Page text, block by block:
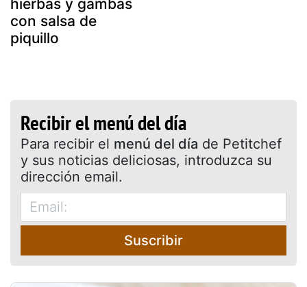
hierbas y gambas
con salsa de
piquillo
Recibir el menú del día
Para recibir el menú del día de Petitchef
y sus noticias deliciosas, introduzca su
dirección email.
Suscribir